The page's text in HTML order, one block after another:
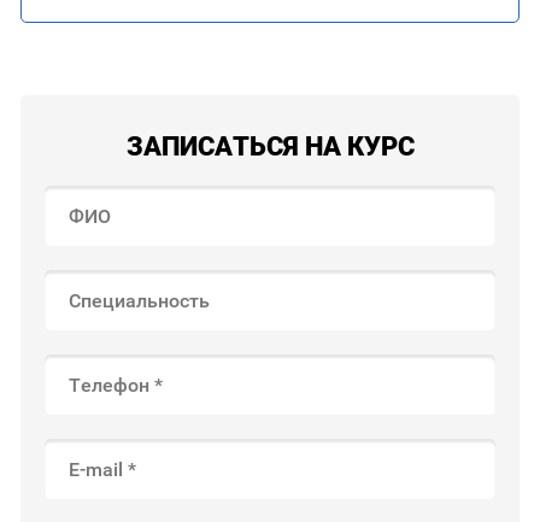
ЗАПИСАТЬСЯ НА КУРС